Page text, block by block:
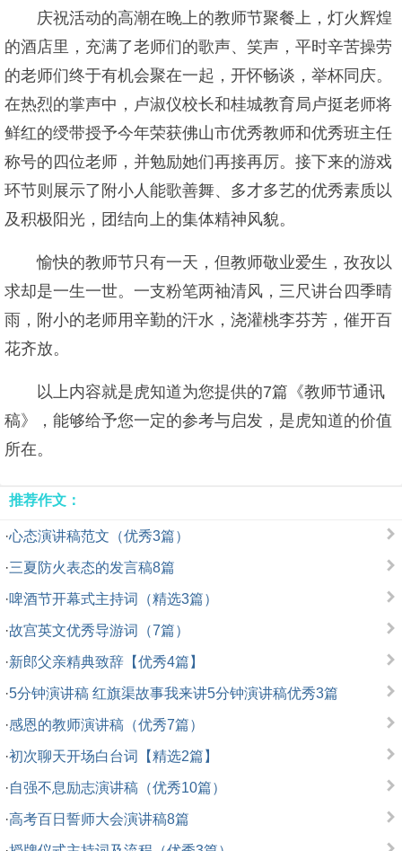
庆祝活动的高潮在晚上的教师节聚餐上，灯火辉煌
的酒店里，充满了老师们的歌声、笑声，平时辛苦操劳
的老师们终于有机会聚在一起，开怀畅谈，举杯同庆。
在热烈的掌声中，卢淑仪校长和桂城教育局卢挺老师将
鲜红的绶带授予今年荣获佛山市优秀教师和优秀班主任
称号的四位老师，并勉励她们再接再厉。接下来的游戏
环节则展示了附小人能歌善舞、多才多艺的优秀素质以
及积极阳光，团结向上的集体精神风貌。
愉快的教师节只有一天，但教师敬业爱生，孜孜以
求却是一生一世。一支粉笔两袖清风，三尺讲台四季晴
雨，附小的老师用辛勤的汗水，浇灌桃李芬芳，催开百
花齐放。
以上内容就是虎知道为您提供的7篇《教师节通讯
稿》，能够给予您一定的参考与启发，是虎知道的价值
所在。
推荐作文：
·心态演讲稿范文（优秀3篇）
·三夏防火表态的发言稿8篇
·啤酒节开幕式主持词（精选3篇）
·故宫英文优秀导游词（7篇）
·新郎父亲精典致辞【优秀4篇】
·5分钟演讲稿 红旗渠故事我来讲5分钟演讲稿优秀3篇
·感恩的教师演讲稿（优秀7篇）
·初次聊天开场白台词【精选2篇】
·自强不息励志演讲稿（优秀10篇）
·高考百日誓师大会演讲稿8篇